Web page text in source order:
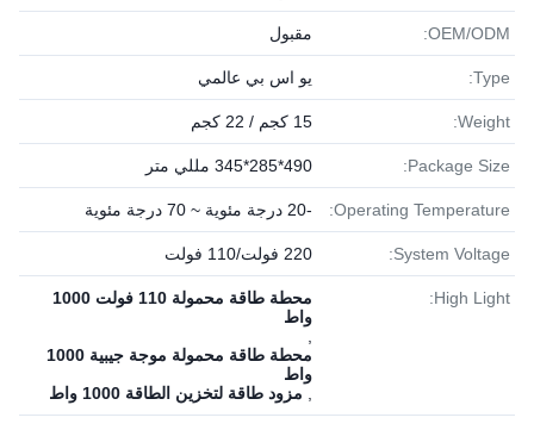
OEM/ODM: مقبول
Type: يو اس بي عالمي
Weight: 15 كجم / 22 كجم
Package Size: 490*285*345 مللي متر
Operating Temperature: -20 درجة مئوية ~ 70 درجة مئوية
System Voltage: 220 فولت/110 فولت
High Light:
محطة طاقة محمولة 110 فولت 1000
واط
محطة طاقة محمولة موجة جيبية 1000
واط
مزود طاقة لتخزين الطاقة 1000 واط